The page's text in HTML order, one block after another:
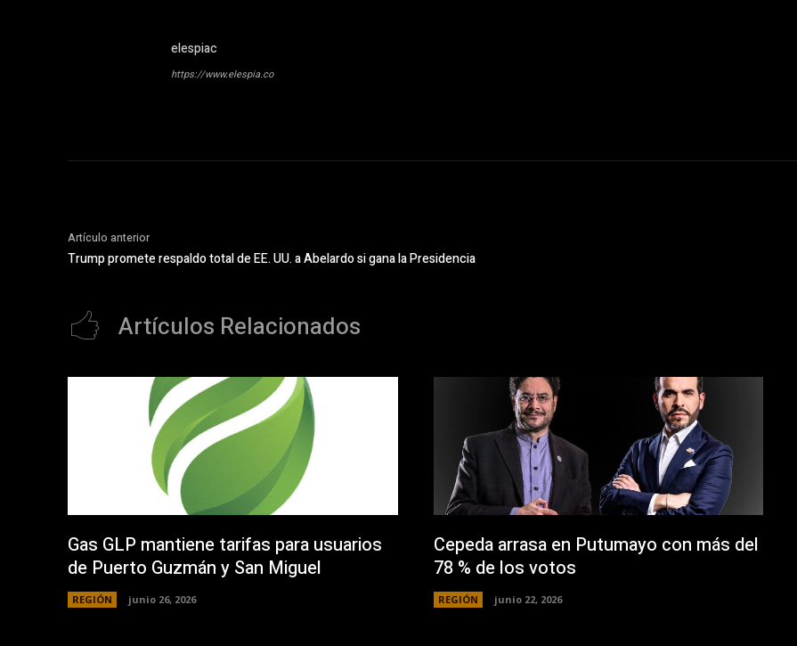
elespiac
https://www.elespia.co
Artículo anterior
Trump promete respaldo total de EE. UU. a Abelardo si gana la Presidencia
Artículos Relacionados
Gas GLP mantiene tarifas para usuarios
de Puerto Guzmán y San Miguel
REGIÓN junio 26, 2026
Cepeda arrasa en Putumayo con más del
78 % de los votos
REGIÓN junio 22, 2026